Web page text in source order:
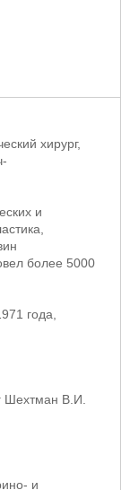
хирург,
и
более 5000
года,
Шехтман В.И.
и